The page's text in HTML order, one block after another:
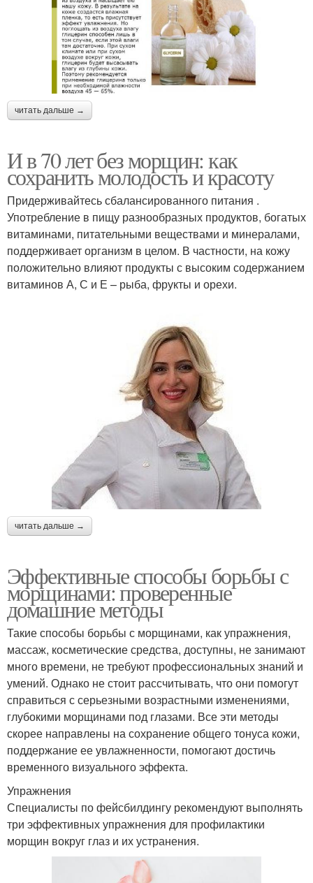
читать дальше →
И в 70 лет без морщин: как
сохранить молодость и красоту
Придерживайтесь сбалансированного питания .
Употребление в пищу разнообразных продуктов, богатых
витаминами, питательными веществами и минералами,
поддерживает организм в целом. В частности, на кожу
положительно влияют продукты с высоким содержанием
витаминов А, С и Е – рыба, фрукты и орехи.
читать дальше →
Эффективные способы борьбы с
морщинами: проверенные
домашние методы
Такие способы борьбы с морщинами, как упражнения,
массаж, косметические средства, доступны, не занимают
много времени, не требуют профессиональных знаний и
умений. Однако не стоит рассчитывать, что они помогут
справиться с серьезными возрастными изменениями,
глубокими морщинами под глазами. Все эти методы
скорее направлены на сохранение общего тонуса кожи,
поддержание ее увлажненности, помогают достичь
временного визуального эффекта.
Упражнения
Специалисты по фейсбилдингу рекомендуют выполнять
три эффективных упражнения для профилактики
морщин вокруг глаз и их устранения.